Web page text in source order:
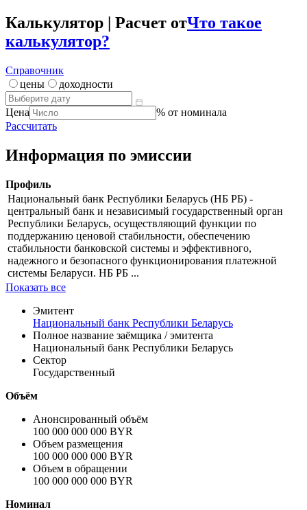
***
Доходность / дюрация
***
Калькулятор | Расчет от
калькулятор?
Справочник
цены
Цена
% от номинала
Информация по эмиссии
Профиль
Национальный банк Республики Беларусь (НБ РБ) -
центральный банк и независимый государственный орган
Республики Беларусь, осуществляющий функции по
поддержанию ценовой стабильности, обеспечению
стабильности банковской системы и эффективного,
надежного и безопасного функционирования платежной
системы Беларуси. НБ РБ ...
Показать все
Эмитент
Национальный банк Республики Беларусь
Полное название заёмщика / эмитента
Национальный банк Республики Беларусь
Государственный
Объём
Анонсированный объём
100 000 000 000 BYR
100 000 000 000 BYR